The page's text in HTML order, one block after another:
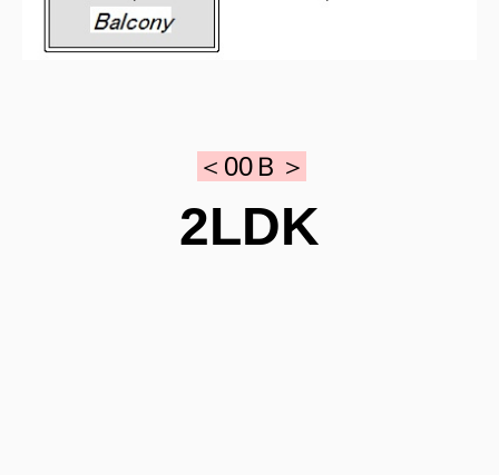
＜00Ｂ＞
2LDK